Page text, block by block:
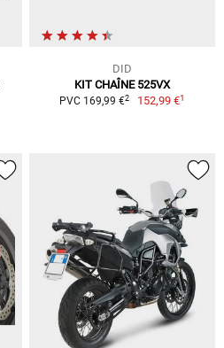
DID
KIT CHAÎNE 525VX
PVC 169,99 €2 152,99 €1